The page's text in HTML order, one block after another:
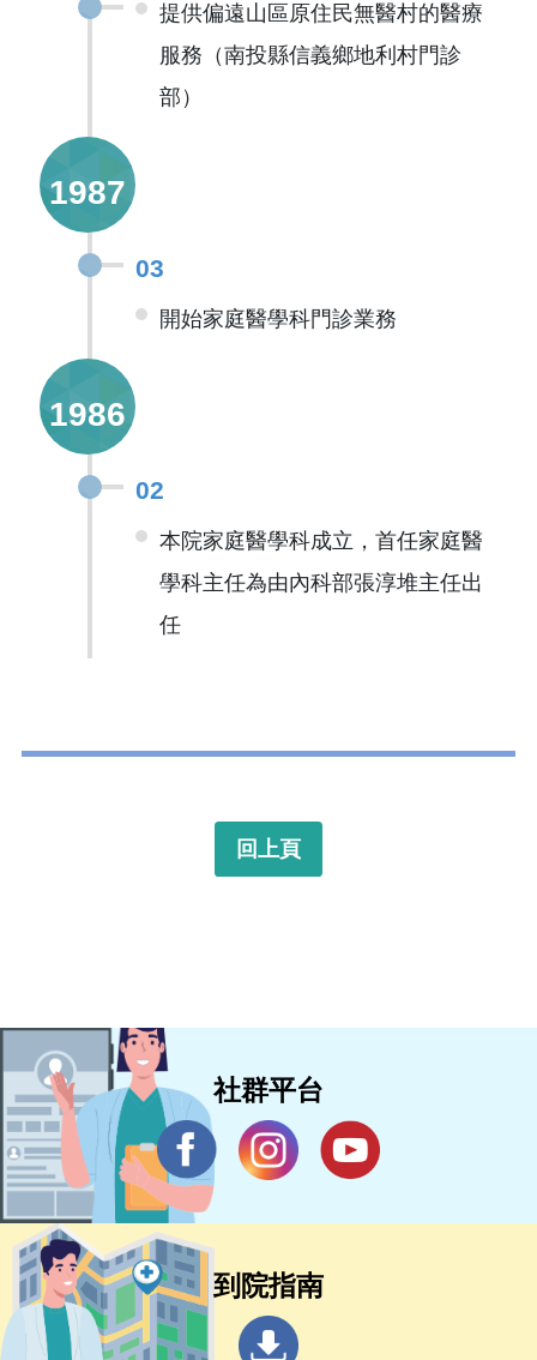
提供偏遠山區原住民無醫村的醫療
服務（南投縣信義鄉地利村門診
部）
1987
03
開始家庭醫學科門診業務
1986
02
本院家庭醫學科成立，首任家庭醫
學科主任為由內科部張淳堆主任出
任
回上頁
社群平台
到院指南